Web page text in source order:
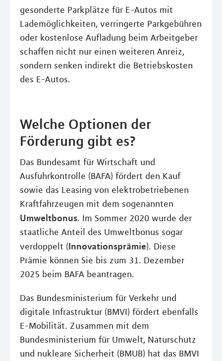
gesonderte Parkplätze für E-Autos mit
Lademöglichkeiten, verringerte Parkgebühren
oder kostenlose Aufladung beim Arbeitgeber
schaffen nicht nur einen weiteren Anreiz,
sondern senken indirekt die Betriebskosten
des E-Autos.
Welche Optionen der
Förderung gibt es?
Das Bundesamt für Wirtschaft und
Ausfuhrkontrolle (BAFA) fördert den Kauf
sowie das Leasing von elektrobetriebenen
Kraftfahrzeugen mit dem sogenannten
Umweltbonus. Im Sommer 2020 wurde der
staatliche Anteil des Umweltbonus sogar
verdoppelt (Innovationsprämie). Diese
Prämie können Sie bis zum 31. Dezember
2025 beim BAFA beantragen.
Das Bundesministerium für Verkehr und
digitale Infrastruktur (BMVI) fördert ebenfalls
E-Mobilität. Zusammen mit dem
Bundesministerium für Umwelt, Naturschutz
und nukleare Sicherheit (BMUB) hat das BMVI